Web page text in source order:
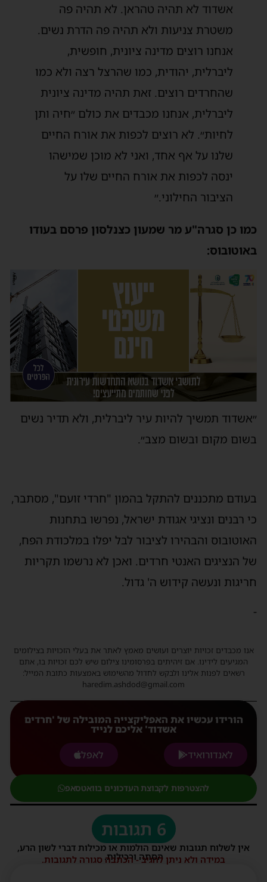
אשדוד לא תהיה טהראן. לא תהיה פה
משטרת צניעות ולא תהיה פה הדרת נשים.
אנחנו רוצים מדינה ציונית, חופשית,
ליברלית, יהודית, כמו שהרצל רצה ולא כמו
שהחרדים רוצים. זאת תהיה מדינה ציונית
ליברלית, אנחנו מכבדים את כולם ״חיה ותן
לחיות״. לא רוצים לכפות את אורח החיים
שלנו על אף אחד, ואני לא מוכן שמישהו
ינסה לכפות את אורח החיים שלו על
הציבור החילוני.״
כמו כן סגרה"ע מר שמעון כצנלסון פרסם בעודו
באוטובוס:
״אשדוד תמשיך להיות עיר ליברלית, ולא תדיר נשים
בשום מקום ובשום מצב״.
בעודם מתכננים להתקל בהמון "חרדי זועם", מסתבר,
כי רבנים ונציגי אגודת ישראל, נפרשו בתחנות
האוטובוס והבהירו לציבור לבל יפלו במלכודת הפח,
של הנציגים האנטי חרדים. ואכן לא נרשמו תקריות
חריגות ונעשה קידוש ה' גדול.
-
אנו מכבדים זכויות יוצרים ועושים מאמץ לאתר את בעלי הזכויות בצילומים
המגיעים לידינו. אם זיהיתים בפרסומינו צילום שיש לכם זכויות בו, אתם
רשאים לפנות אלינו ולבקש לחדול מהשימוש באמצעות כתובת המייל:
haredim.ashdod@gmail.com
הורידו עכשיו את האפליקצייה המובילה של 'חרדים
אשדוד' אליכם לנייד
לאנדורואיד
לאפל
להצטרפות לקבוצת העדכונים בוואטסאפ
6 תגובות
אין לשלוח תגובות שאינם הולמות או מכילות דברי לשון הרע,
הסתה ורכילות.
במידה ולא ניתן להגיב - הכתבה סגורה לתגובות.